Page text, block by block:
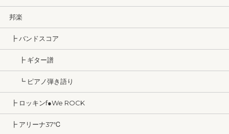
邦楽
┣ バンドスコア
┣ ギター譜
┗ ピアノ弾き語り
┣ ロッキンf●We ROCK
┣ アリーナ37℃